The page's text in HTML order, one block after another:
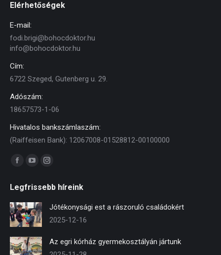
Elérhetőségek
E-mail:
fodi.brigi@bohocdoktor.hu
info@bohocdoktor.hu
Cím:
6722 Szeged, Gutenberg u. 29.
Adószám:
18657573-1-06
Hivatalos bankszámlaszám:
(Raiffeisen Bank): 12067008-01528812-00100000
Find us on:
Facebook
opens
in
new
YouTube
opens
in
new
Instagram
opens
new
Legfrissebb híreink
Jótékonysági est a rászoruló családokért
2025-12-16
Az egri kórház gyermekosztályán jártunk